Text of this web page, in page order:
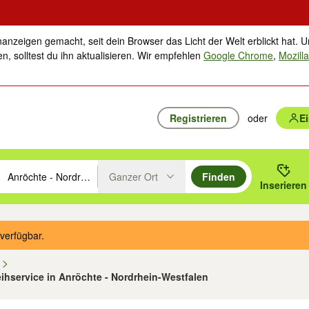
gemacht, seit dein Browser das Licht der Welt erblickt hat.
solltest du ihn aktualisieren. Wir empfehlenGoogle Chrome,
Registrieren oder
mit den Pfeiltasten nach oben/unten durchsuchen und mit
oder Ort eingeben. Eingabetaste drücken um zu suchen, oder
Ganzer Ort
Finden
Inserieren
in Anröchte - Nordrhein-Westfalen